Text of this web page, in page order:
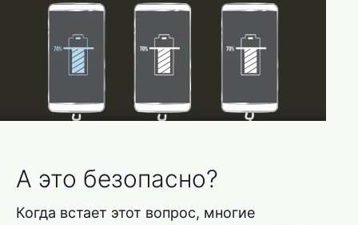
А это безопасно?
Когда встает этот вопрос, многие